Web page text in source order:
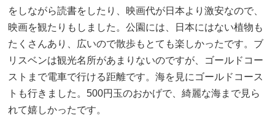
をしながら読書をしたり、映画代が日本より激安なので、
映画を観たりもしました。公園には、日本にはない植物も
たくさんあり、広いので散歩もとても楽しかったです。ブ
リスベンは観光名所があまりないのですが、ゴールドコー
ストまで電車で行ける距離です。海を見にゴールドコース
トも行きました。500円玉のおかげで、綺麗な海まで見ら
れて嬉しかったです。